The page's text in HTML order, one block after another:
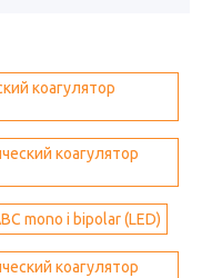
коагулятор
коагулятор
mono i bipolar (LED)
коагулятор